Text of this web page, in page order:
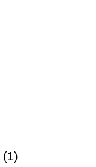
(1)